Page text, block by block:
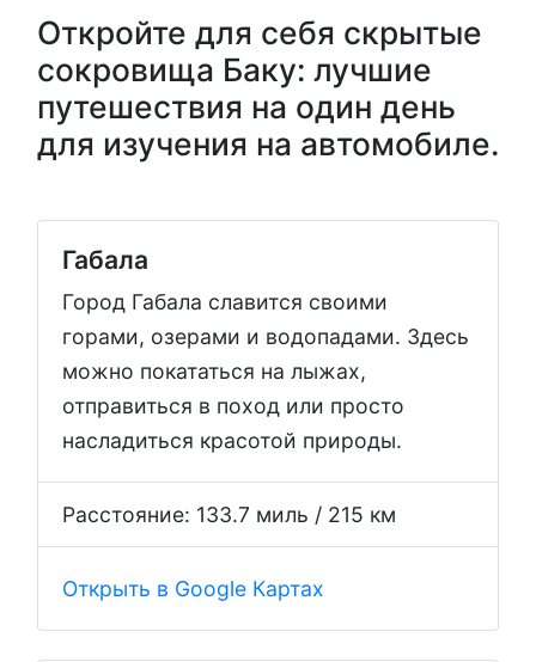
Откройте для себя скрытые
сокровища Баку: лучшие
путешествия на один день
для изучения на автомобиле.
Габала
Город Габала славится своими
горами, озерами и водопадами. Здесь
можно покататься на лыжах,
отправиться в поход или просто
насладиться красотой природы.
Расстояние: 133.7 миль / 215 км
Открыть в Google Картах